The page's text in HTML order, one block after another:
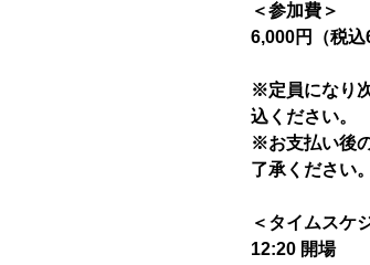
＜参加費＞
6,000円（税込
※定員になり
込ください。
※お支払い後
了承ください。
＜タイムスケ
12:20 開場